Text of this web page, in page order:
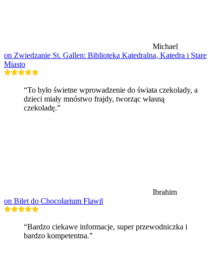
Michael
on Zwiedzanie St. Gallen: Biblioteka Katedralna, Katedra i Stare
Miasto
“To było świetne wprowadzenie do świata czekolady, a
dzieci miały mnóstwo frajdy, tworząc własną
czekoladę.”
Ibrahim
on Bilet do Chocolarium Flawil
“Bardzo ciekawe informacje, super przewodniczka i
bardzo kompetentna.”